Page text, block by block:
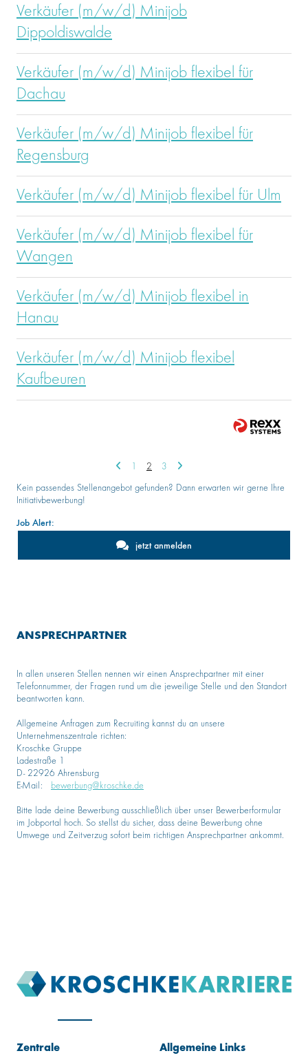
Verkäufer (m/w/d) Minijob
Dippoldiswalde
Verkäufer (m/w/d) Minijob flexibel für
Dachau
Verkäufer (m/w/d) Minijob flexibel für
Regensburg
Verkäufer (m/w/d) Minijob flexibel für Ulm
Verkäufer (m/w/d) Minijob flexibel für
Wangen
Verkäufer (m/w/d) Minijob flexibel in
Hanau
Verkäufer (m/w/d) Minijob flexibel
Kaufbeuren
1 2 3
Kein passendes Stellenangebot gefunden? Dann erwarten wir gerne Ihre
Initiativbewerbung!
Job Alert:
jetzt anmelden
ANSPRECHPARTNER
In allen unseren Stellen nennen wir einen Ansprechpartner mit einer
Telefonnummer, der Fragen rund um die jeweilige Stelle und den Standort
beantworten kann.
Allgemeine Anfragen zum Recruiting kannst du an unsere
Unternehmenszentrale richten:
Kroschke Gruppe
Ladestraße 1
D- 22926 Ahrensburg
E-Mail: bewerbung@kroschke.de
Bitte lade deine Bewerbung ausschließlich über unser Bewerberformular
im Jobportal hoch. So stellst du sicher, dass deine Bewerbung ohne
Umwege und Zeitverzug sofort beim richtigen Ansprechpartner ankommt.
Zentrale Allgemeine Links